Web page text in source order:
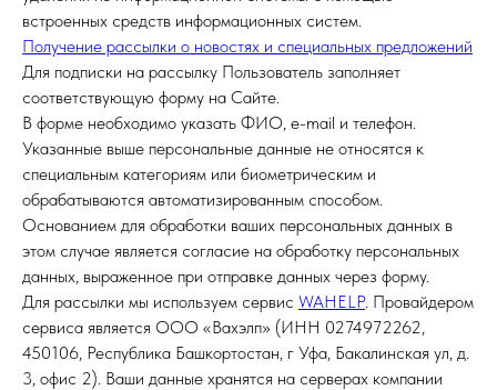
встроенных средств информационных систем.
Получение рассылки о новостях и специальных предложений
Для подписки на рассылку Пользователь заполняет
соответствующую форму на Сайте.
В форме необходимо указать ФИО, e-mail и телефон.
Указанные выше персональные данные не относятся к
специальным категориям или биометрическим и
обрабатываются автоматизированным способом.
Основанием для обработки ваших персональных данных в
этом случае является согласие на обработку персональных
данных, выраженное при отправке данных через форму.
Для рассылки мы используем сервис WAHELP. Провайдером
сервиса является ООО «Вахэлп» (ИНН 0274972262,
450106, Республика Башкортостан, г Уфа, Бакалинская ул, д.
3, офис 2). Ваши данные хранятся на серверах компании